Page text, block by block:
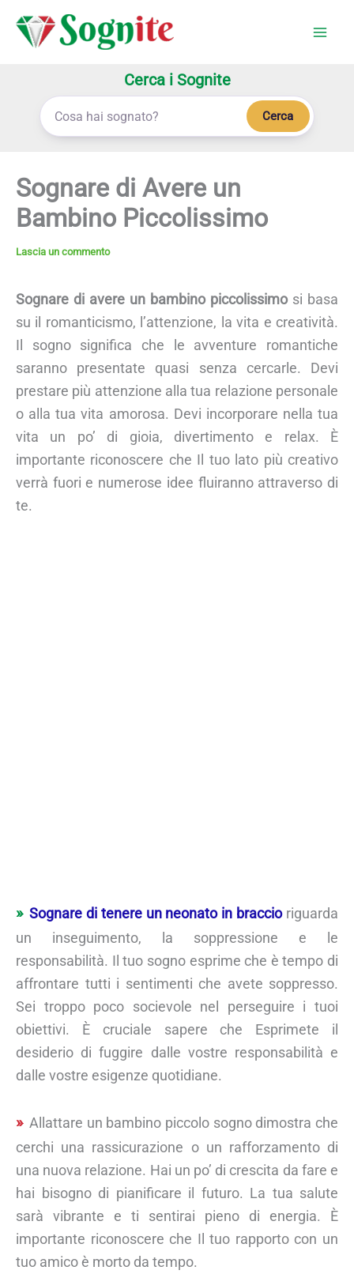
Cerca i Sognite
Cerca
Sognare di Avere un
Bambino Piccolissimo
Lascia un commento
Sognare di avere un bambino piccolissimosi basa
su il romanticismo, l’attenzione, la vita e creatività.
Il sogno significa che le avventure romantiche
saranno presentate quasi senza cercarle. Devi
prestare più attenzione alla tua relazione personale
o alla tua vita amorosa. Devi incorporare nella tua
vita un po’ di gioia, divertimento e relax. È
importante riconoscere che Il tuo lato più creativo
verrà fuori e numerose idee fluiranno attraverso di
te.
Sognare di tenere un neonato in braccioriguarda
un inseguimento, la soppressione e le
responsabilità. Il tuo sogno esprime che è tempo di
affrontare tutti i sentimenti che avete soppresso.
Sei troppo poco socievole nel perseguire i tuoi
obiettivi. È cruciale sapere che Esprimete il
desiderio di fuggire dalle vostre responsabilità e
dalle vostre esigenze quotidiane.
Allattare un bambino piccolo sogno dimostra che
cerchi una rassicurazione o un rafforzamento di
una nuova relazione. Hai un po’ di crescita da fare e
hai bisogno di pianificare il futuro. La tua salute
sarà vibrante e ti sentirai pieno di energia. È
importante riconoscere che Il tuo rapporto con un
tuo amico è morto da tempo.